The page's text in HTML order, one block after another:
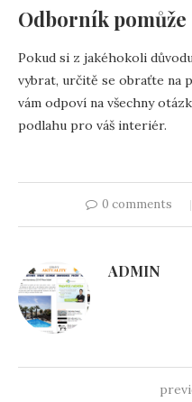
Odborník pomůže
Pokud si z jakéhokoli
vybrat, určitě se obraťte na
vám odpoví na všechny
podlahu pro váš interiér.
0 comments
ADMIN